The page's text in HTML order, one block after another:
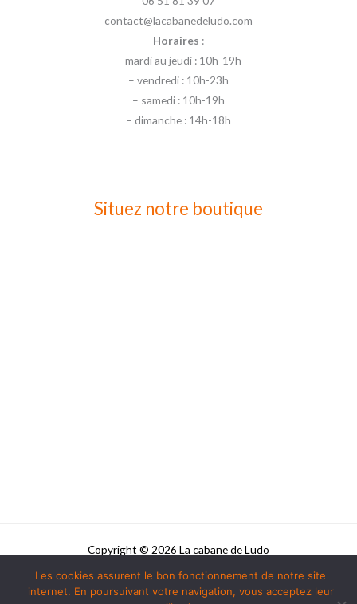
contact@lacabanedeludo.com
Horaires :
– mardi au jeudi : 10h-19h
– vendredi : 10h-23h
– samedi : 10h-19h
– dimanche : 14h-18h
Situez notre boutique
Copyright © 2026 La cabane de Ludo
Powered by La cabane de Ludo
Les cookies assurent le bon fonctionnement de notre site
internet. En poursuivant votre navigation, vous acceptez leur